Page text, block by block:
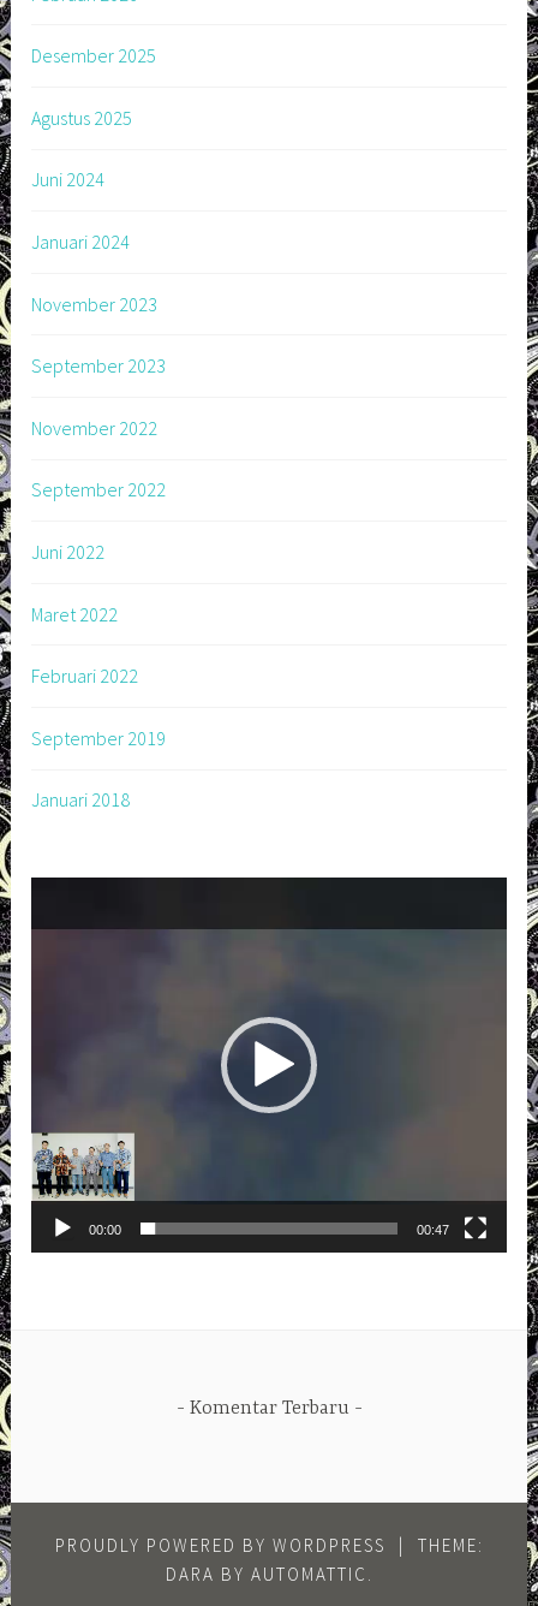
Desember 2025
Agustus 2025
Juni 2024
Januari 2024
November 2023
September 2023
November 2022
September 2022
Juni 2022
Maret 2022
Februari 2022
September 2019
Januari 2018
00:00 00:47
Komentar Terbaru
PROUDLY POWERED BY WORDPRESS |
THEME:
DARA BY AUTOMATTIC .